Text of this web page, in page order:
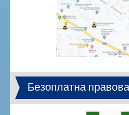
Безоплатна